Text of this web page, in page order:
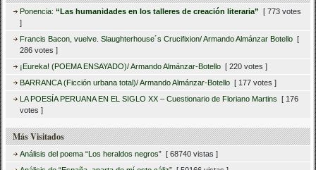
Ponencia:“Las humanidades en los talleres de creación literaria”
[ 773 votes
]
Francis Bacon, vuelve. Slaughterhouse´s Crucifixion/ Armando Almánzar Botello [
286 votes ]
¡Eureka! (POEMA ENSAYADO)/ Armando Almánzar-Botello [ 220 votes ]
BARRANCA (Ficción urbana total)/ Armando Almánzar-Botello [ 177 votes ]
LA POESÍA PERUANA EN EL SIGLO XX – Cuestionario de Floriano Martins
[ 176
votes ]
Más Visitados
Análisis del poema “Los heraldos negros” [ 68740 vistas ]